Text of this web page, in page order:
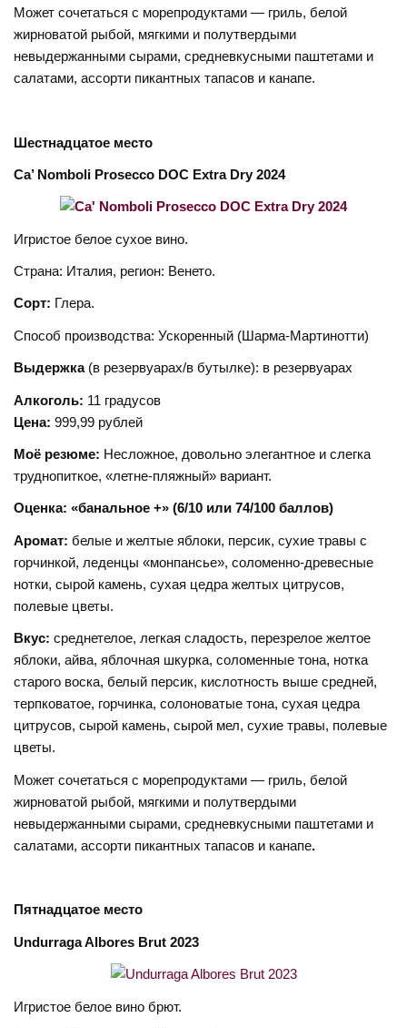
Может сочетаться с морепродуктами — гриль, белой
жирноватой рыбой, мягкими и полутвердыми
невыдержанными сырами, средневкусными паштетами и
салатами, ассорти пикантных тапасов и канапе.
Шестнадцатое место
Ca’ Nomboli Prosecco DOC Extra Dry 2024
Игристое белое сухое вино.
Страна: Италия, регион: Венето.
Сорт: Глера.
Способ производства: Ускоренный (Шарма-Мартинотти)
Выдержка (в резервуарах/в бутылке): в резервуарах
Алкоголь: 11 градусов
Цена: 999,99 рублей
Моё резюме: Несложное, довольно элегантное и слегка
труднопиткое, «летне-пляжный» вариант.
Оценка: «банальное +» (6/10 или 74/100 баллов)
Аромат:белые и желтые яблоки, персик, сухие травы с
горчинкой, леденцы «монпансье», соломенно-древесные
нотки, сырой камень, сухая цедра желтых цитрусов,
полевые цветы.
Вкус: среднетелое, легкая сладость, перезрелое желтое
яблоки, айва, яблочная шкурка, соломенные тона, нотка
старого воска, белый персик, кислотность выше средней,
терпковатое, горчинка, солоноватые тона, сухая цедра
цитрусов, сырой камень, сырой мел, сухие травы, полевые
цветы.
Может сочетаться с морепродуктами — гриль, белой
жирноватой рыбой, мягкими и полутвердыми
невыдержанными сырами, средневкусными паштетами и
салатами, ассорти пикантных тапасов и канапе.
Пятнадцатое место
Undurraga Albores Brut 2023
Игристое белое вино брют.